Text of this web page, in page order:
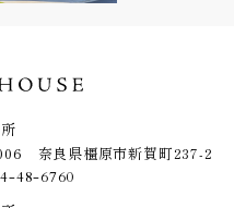
奈良県橿原市新賀町237-2
48-6760